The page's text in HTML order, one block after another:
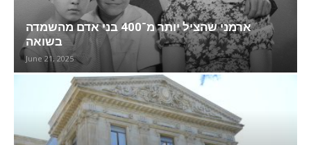
ארמני שהציל יותר מ־400 בני אדם מהשמדה
בשואה
June 21, 2025